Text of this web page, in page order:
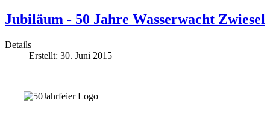
Jubiläum - 50 Jahre Wasserwacht Zwiesel
Details
Erstellt: 30. Juni 2015